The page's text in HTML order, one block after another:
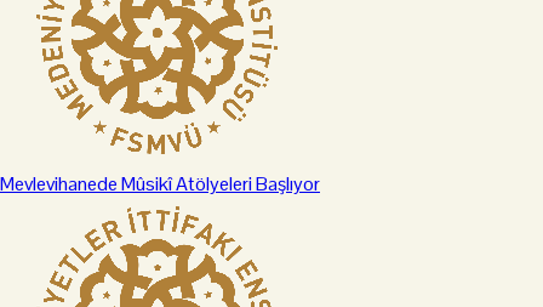
Mevlevihanede Mûsikî Atölyeleri Başlıyor